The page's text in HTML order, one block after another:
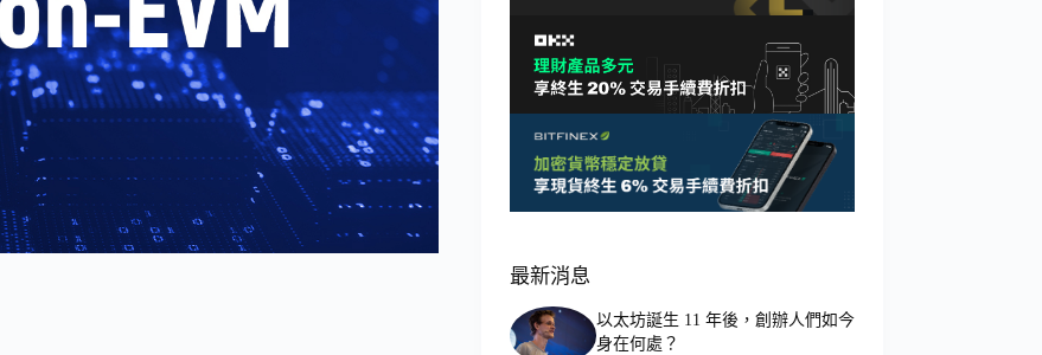
最新消息
以太坊誕生 11 年後，創辦人們如今
身在何處？